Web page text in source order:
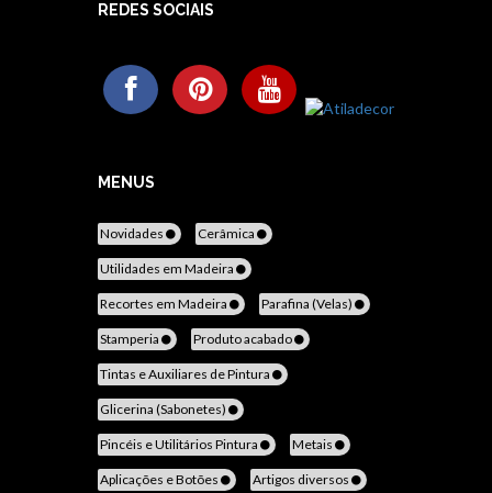
REDES SOCIAIS
MENUS
Novidades Cerâmica
Utilidades em Madeira
Recortes em Madeira Parafina (Velas)
Stamperia Produto acabado
Tintas e Auxiliares de Pintura
Glicerina (Sabonetes)
Pincéis e Utilitários Pintura Metais
Aplicações e Botões Artigos diversos